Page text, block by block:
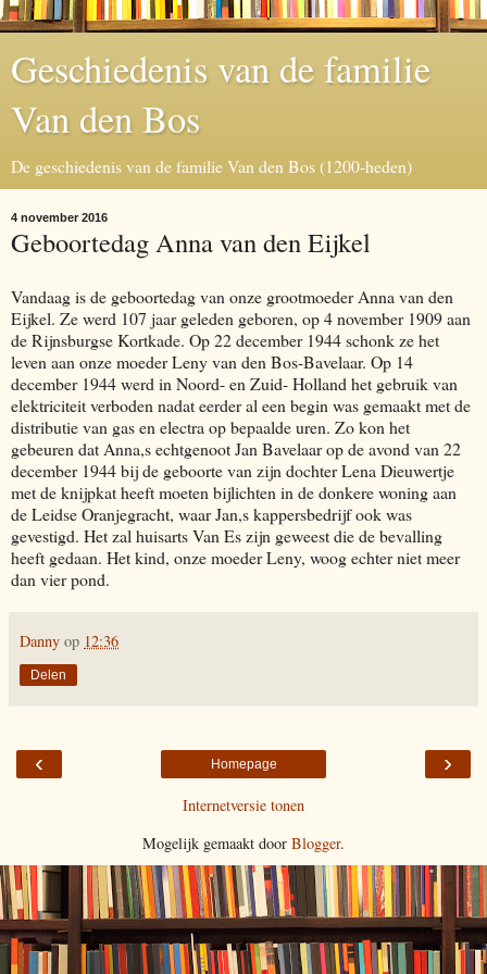
Geschiedenis van de familie
Van den Bos
De geschiedenis van de familie Van den Bos (1200-heden)
4 november 2016
Geboortedag Anna van den Eijkel
Vandaag is de geboortedag van onze grootmoeder Anna van den
Eijkel. Ze werd 107 jaar geleden geboren, op 4 november 1909 aan
de Rijnsburgse Kortkade. Op 22 december 1944 schonk ze het
leven aan onze moeder Leny van den Bos-Bavelaar. Op 14
december 1944 werd in Noord- en Zuid- Holland het gebruik van
elektriciteit verboden nadat eerder al een begin was gemaakt met de
distributie van gas en electra op bepaalde uren. Zo kon het
gebeuren dat Anna,s echtgenoot Jan Bavelaar op de avond van 22
december 1944 bij de geboorte van zijn dochter Lena Dieuwertje
met de knijpkat heeft moeten bijlichten in de donkere woning aan
de Leidse Oranjegracht, waar Jan,s kappersbedrijf ook was
gevestigd. Het zal huisarts Van Es zijn geweest die de bevalling
heeft gedaan. Het kind, onze moeder Leny, woog echter niet meer
dan vier pond.
Danny op 12:36
Delen
‹ ›
Homepage
Internetversie tonen
Mogelijk gemaakt door Blogger.